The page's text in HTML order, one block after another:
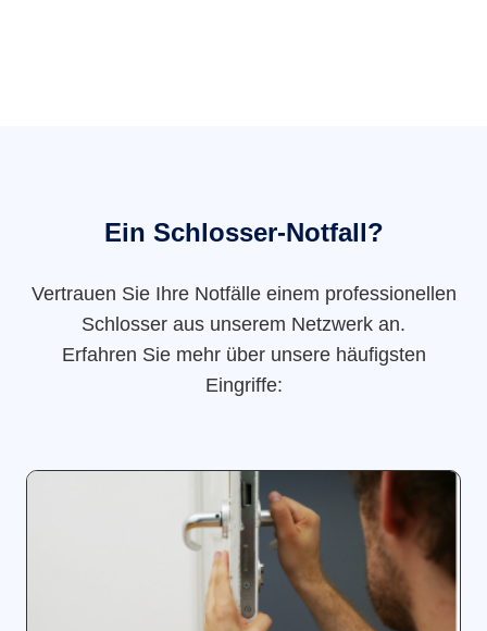
Ein Schlosser-Notfall?
Vertrauen Sie Ihre Notfälle einem professionellen
Schlosser aus unserem Netzwerk an.
Erfahren Sie mehr über unsere häufigsten
Eingriffe: